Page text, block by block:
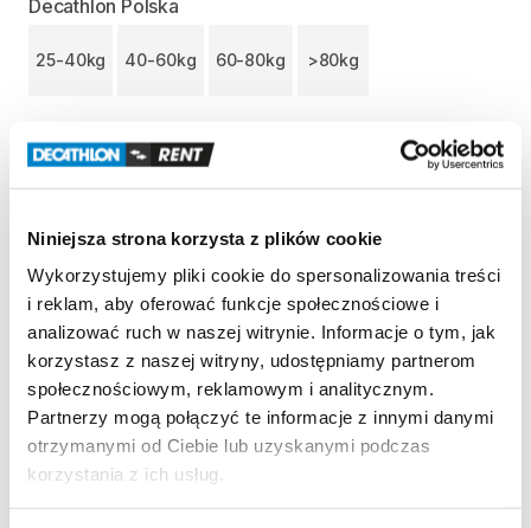
Niniejsza strona korzysta z plików cookie
Wykorzystujemy pliki cookie do spersonalizowania treści
i reklam, aby oferować funkcje społecznościowe i
analizować ruch w naszej witrynie. Informacje o tym, jak
korzystasz z naszej witryny, udostępniamy partnerom
społecznościowym, reklamowym i analitycznym.
Partnerzy mogą połączyć te informacje z innymi danymi
otrzymanymi od Ciebie lub uzyskanymi podczas
korzystania z ich usług.
Decathlon Polska
25-40kg 40-60kg 60-80kg >80kg
25-40kg 40-60kg 60-80kg >80kg
Informacje o produkcie
Nasz zespół pasjonatów stworzył tę kamizelkę dla
początkujących​​,​ pływających na kajakach​​,​ stand up
paddle (SUP)​​,​ małych żaglówkach lub
katamaranach. Lekka kamizelka asekuracyjna 50N​​,​
o wyciętym kroju​​,​ łatwa do założenia i regulacji.
Zapewnia dobrą swobodę
uprawianego sportu wodnego.